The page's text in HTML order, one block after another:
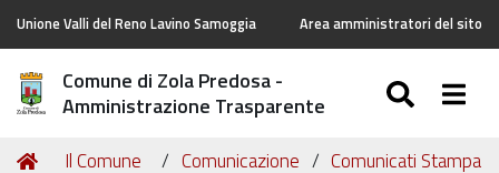
Unione Valli del Reno Lavino Samoggia Area amministratori del sito
Comune di Zola Predosa -
Amministrazione Trasparente
Tu
Home
Il Comune Comunicazione
Comunicati Stampa